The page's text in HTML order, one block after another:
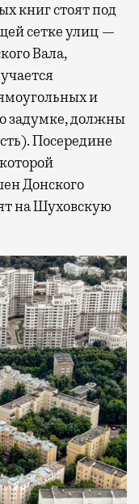
книг стоят под
сетке улиц —
Вала,
и
задумке, должны
Посередине
Донского
на Шуховскую